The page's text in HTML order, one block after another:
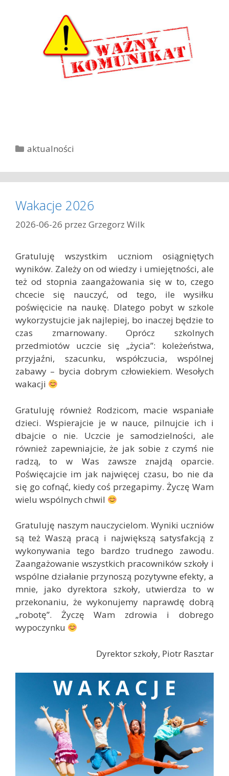
K
t
e
o
r
aktualności
Wakacje 2026
2026-06-26 przez Grzegorz Wilk
Gratuluję wszystkim uczniom osiągniętych
wyników. Zależy on od wiedzy i umiejętności, ale
też od stopnia zaangażowania się w to, czego
chcecie się nauczyć, od tego, ile wysiłku
poświęcicie na naukę. Dlatego pobyt w szkole
wykorzystujcie jak najlepiej, bo inaczej będzie to
czas zmarnowany. Oprócz szkolnych
przedmiotów uczcie się „życia”: koleżeństwa,
przyjaźni, szacunku, współczucia, wspólnej
zabawy – bycia dobrym człowiekiem. Wesołych
wakacji
Gratuluję również Rodzicom, macie wspaniałe
dzieci. Wspierajcie je w nauce, pilnujcie ich i
dbajcie o nie. Uczcie je samodzielności, ale
również zapewniajcie, że jak sobie z czymś nie
radzą, to w Was zawsze znajdą oparcie.
Poświęcajcie im jak najwięcej czasu, bo nie da
się go cofnąć, kiedy coś przegapimy. Życzę Wam
wielu wspólnych chwil
Gratuluję naszym nauczycielom. Wyniki uczniów
są też Waszą pracą i największą satysfakcją z
wykonywania tego bardzo trudnego zawodu.
Zaangażowanie wszystkich pracowników szkoły i
wspólne działanie przynoszą pozytywne efekty, a
mnie, jako dyrektora szkoły, utwierdza to w
przekonaniu, że wykonujemy naprawdę dobrą
„robotę”. Życzę Wam zdrowia i dobrego
wypoczynku
Dyrektor szkoły, Piotr Rasztar